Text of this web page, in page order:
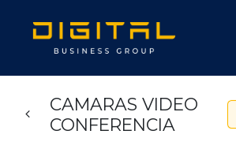
CAMARAS VIDEO
CONFERENCIA